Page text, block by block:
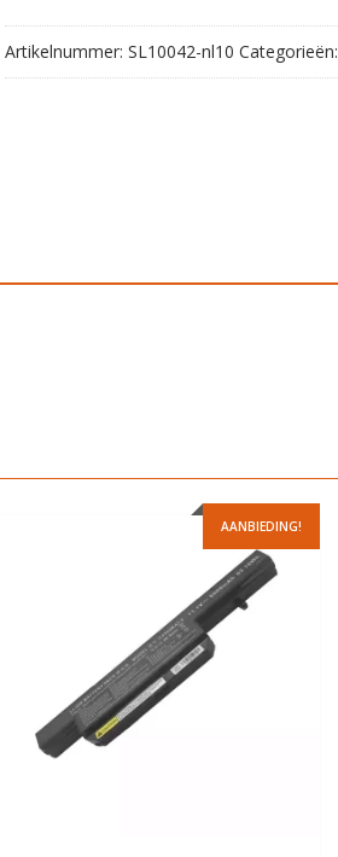
B8W13AA
aantal
Artikelnummer: SL10042-nl10 Categorieën:
AANBIEDING!